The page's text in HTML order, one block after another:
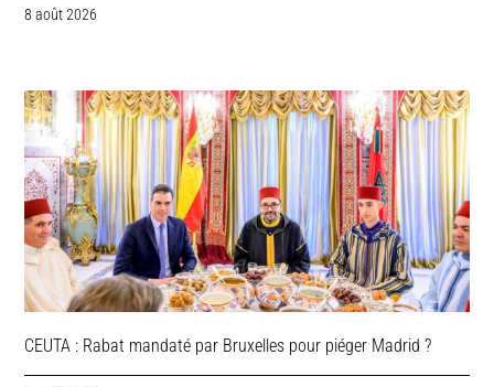
8 août 2026
CEUTA : Rabat mandaté par Bruxelles pour piéger Madrid ?